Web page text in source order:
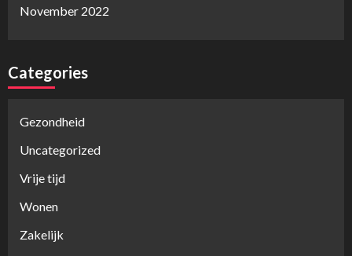
November 2022
Categories
Gezondheid
Uncategorized
Vrije tijd
Wonen
Zakelijk